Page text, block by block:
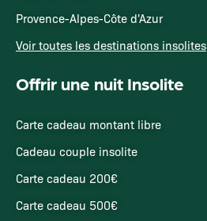
Provence-Alpes-Côte d'Azur
Voir toutes les destinations insolites
Offrir une nuit Insolite
Carte cadeau montant libre
Cadeau couple insolite
Carte cadeau 200€
Carte cadeau 500€